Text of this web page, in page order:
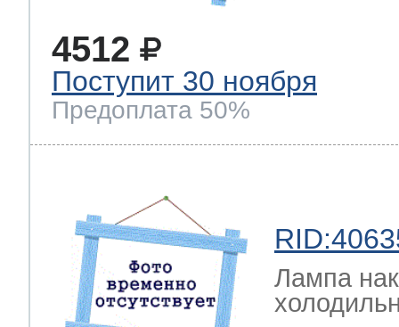
4512
Поступит 30 ноября
Предоплата 50%
Лампа